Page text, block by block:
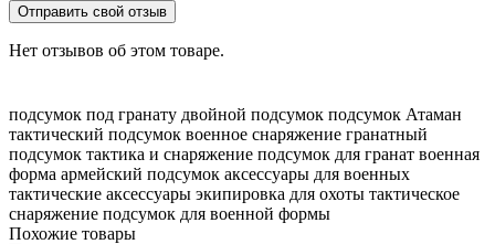
Отправить свой отзыв
Нет отзывов об этом товаре.
подсумок под гранату двойной подсумок подсумок Атаман
тактический подсумок военное снаряжение гранатный
подсумок тактика и снаряжение подсумок для гранат военная
форма армейский подсумок аксессуары для военных
тактические аксессуары экипировка для охоты тактическое
снаряжение подсумок для военной формы
Похожие товары